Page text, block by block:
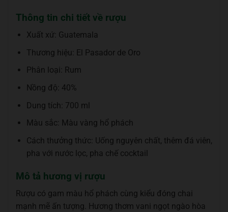
Thông tin chi tiết về rượu
Xuất xứ: Guatemala
Thương hiệu: El Pasador de Oro
Phân loại: Rum
Nồng độ: 40%
Dung tích: 700 ml
Màu sắc: Màu vàng hổ phách
Cách thưởng thức: Uống nguyên chất, thêm đá viên,
pha với nước lọc, pha chế cocktail
Mô tả hương vị rượu
Rượu có gam màu hổ phách cùng kiểu đóng chai
mạnh mẽ ấn tượng. Hương thơm vani ngọt ngào hòa